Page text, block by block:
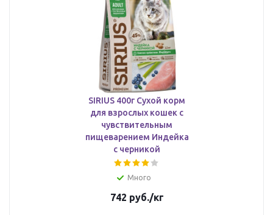
SIRIUS 400г Сухой корм
для взрослых кошек с
чувствительным
пищеварением Индейка
с черникой
Много
742 руб./кг